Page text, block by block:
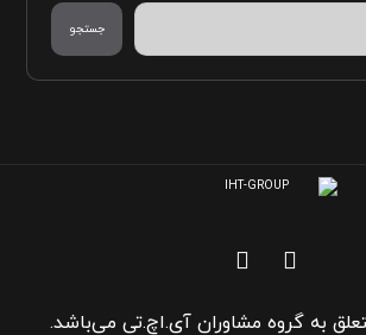
جستجو
به گروه مشاوران آی.اچ.تی می‌باشد.